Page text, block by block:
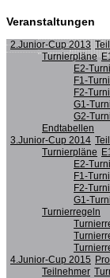
Veranstaltungen
2.Junior-Cup 2013
Turnierpläne
E2-
F1-
F2-
G1-
G2-
Endtabellen
3.Junior-Cup 2014
Turnierpläne
E2-
F1-
F2-
G1-
Turnierregeln
4.Junior-Cup 2015
Teilnehmer